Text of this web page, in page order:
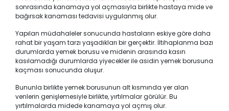
sonrasında kanamaya yol açmasıyla birlikte hastaya mide ve
bağırsak kanaması tedavisi uygulanmış olur.
Yapılan müdahaleler sonucunda hastaların eskiye göre daha
rahat bir yaşam tarzı yaşadıkları bir gerçektir. İltihaplanma bazı
durumlarda yemek borusu ve midenin arasında kasın
kasılamadığı durumlarda yiyecekler ile asidin yemek borusuna
kaçması sonucunda oluşur.
Bununla birlikte yemek borusunun alt kısmında yer alan
venlerin genişlemesiyle birlikte, yırtılmalar görülür. Bu
yırtılmalarda midede kanamaya yol açmış olur.